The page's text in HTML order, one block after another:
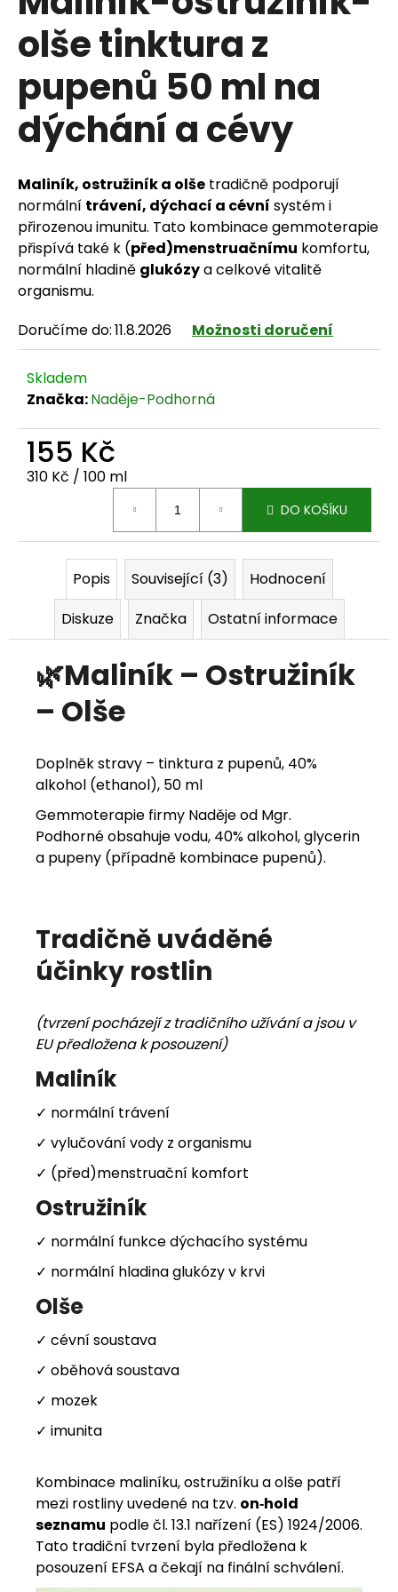
olše tinktura z
pupenů 50 ml na
dýchání a cévy
Maliník, ostružiník a olše tradičně podporují
normální trávení, dýchací a cévní systém i
přirozenou imunitu. Tato kombinace gemmoterapie
přispívá také k (před)menstruačnímu komfortu,
normální hladině glukózya celkové vitalitě
organismu.
Doručíme do:11.8.2026 Možnosti doručení
Skladem
Značka:Naděje-Podhorná
155 Kč
Měrná cena:
310 Kč / 100 ml
DO KOŠÍKU
Popis Související (3)
Hodnocení
Diskuze
Značka Ostatní informace
🌿Maliník – Ostružiník
– Olše
Doplněk stravy – tinktura z pupenů, 40%
alkohol (ethanol), 50 ml
Gemmoterapie firmy Naděje od Mgr.
Podhorné obsahuje vodu, 40% alkohol, glycerin
a pupeny (případně kombinace pupenů).
Tradičně uváděné
účinky rostlin
(tvrzení pocházejí z tradičního užívání a jsou v
EU předložena k posouzení)
Maliník
✓ normální trávení
✓ vylučování vody z organismu
✓ (před)menstruační komfort
Ostružiník
✓ normální funkce dýchacího systému
✓ normální hladina glukózy v krvi
Olše
✓ cévní soustava
✓ oběhová soustava
✓ mozek
✓ imunita
Kombinace maliníku, ostružiníku a olše patří
mezi rostliny uvedené na tzv. on‑hold
seznamu podle čl. 13.1 nařízení (ES) 1924/2006.
Tato tradiční tvrzení byla předložena k
posouzení EFSA a čekají na finální schválení.
HLEDAT
o
p
o
r
u
č
u
j
e
m